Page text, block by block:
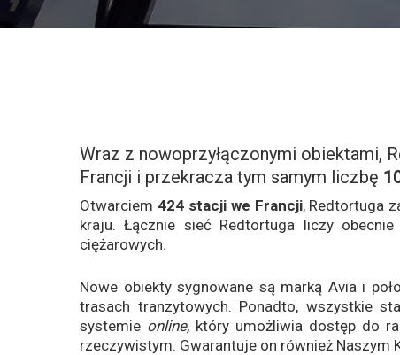
Wraz z nowoprzyłączonymi obiektami,
Francji i przekracza tym samym liczbę
Otwarciem 424 stacji we Francji, Redtortuga
kraju. Łącznie sieć Redtortuga liczy obecnie
ciężarowych.
Nowe obiekty sygnowane są marką Avia i
trasach tranzytowych. Ponadto, wszystkie
systemie online, który umożliwia dostęp do
rzeczywistym. Gwarantuje on również Naszym